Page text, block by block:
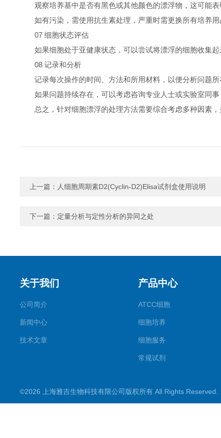
观察培养基中是否有黑色或其他颜色的漂浮物，这可能
如有污染，需使用抗生素处理，严重时需更换所有培养
07 细胞状态评估
如果细胞处于亚健康状态，可以尝试将漂浮的细胞收集
08 记录和分析
记录每次操作的时间、方法和所用材料，以便分析问题
如果问题持续存在，可以考虑咨询专业人士或实验室同
总之，针对细胞漂浮的处理方法需要综合考虑多种因素
上一篇： 人细胞周期素D2(Cyclin-D2)Elisa试剂盒使用说明
下一篇： 定量分析与定性分析的异同之处
关于我们
公司简介
新闻中心
技术文章
产品中心
ATCC细胞
细胞培养
细胞服务
常规试剂
PCR试剂盒
©2026 上海雅吉生物科技有限公司版权所有 All Rights